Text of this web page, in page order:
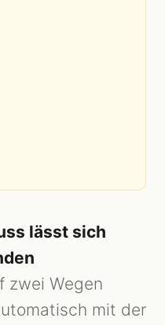
lässt sich
zwei Wegen
mit der